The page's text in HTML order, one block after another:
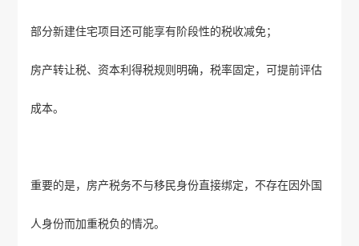
部分新建住宅项目还可能享有阶段性的税收减免；
房产转让税、资本利得税规则明确，税率固定，可提前评估
成本。
重要的是，房产税务不与移民身份直接绑定，不存在因外国
人身份而加重税负的情况。